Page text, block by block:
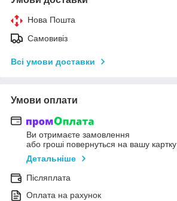
Нова Пошта
Самовивіз
Всі умови доставки
Умови оплати
Ви отримаєте замовлення
або гроші повернуться на вашу картку
Детальніше
Післяплата
Оплата на рахунок